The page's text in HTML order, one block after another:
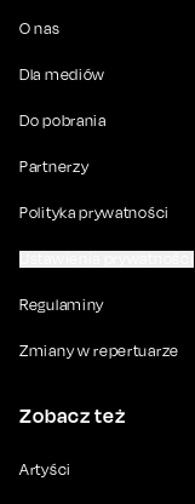
O nas
Dla mediów
Do pobrania
Partnerzy
Polityka prywatności
Regulaminy
Zmiany w repertuarze
Zobacz też
Artyści